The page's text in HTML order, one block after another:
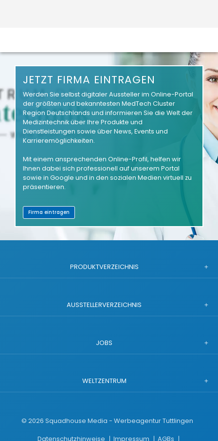
JETZT FIRMA EINTRAGEN
Werden Sie selbst digitaler Aussteller im Online-Portal
der größten und bekanntesten MedTech Cluster
Region Deutschlands und informieren Sie die Welt der
Medizintechnik über Ihre Produkte und
Dienstleistungen sowie über News, Events und
Karrieremöglichkeiten.
Mit einem ansprechenden Online-Profil, helfen wir
Ihnen dabei sich professionell auf unserem Portal
sowie in Google und in den sozialen Medien virtuell zu
präsentieren.
Firma eintragen
PRODUKTVERZEICHNIS
AUSSTELLERVERZEICHNIS
JOBS
WELTZENTRUM
© 2026 Squadhouse Media - Werbeagentur Tuttlingen
Datenschutzhinweise
Impressum AGBs